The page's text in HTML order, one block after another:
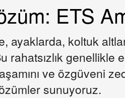
ETS
ayaklarda, koltuk
genellikle
ve özgüveni
sunuyoruz.